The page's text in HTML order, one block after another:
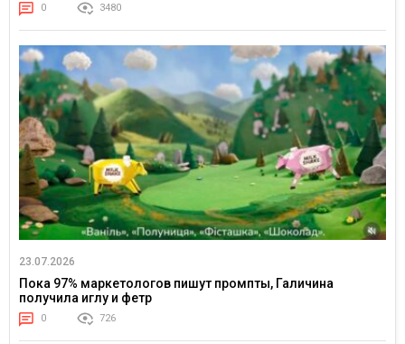
0 3480
23.07.2026
Пока 97% маркетологов пишут промпты, Галичина
получила иглу и фетр
0 726